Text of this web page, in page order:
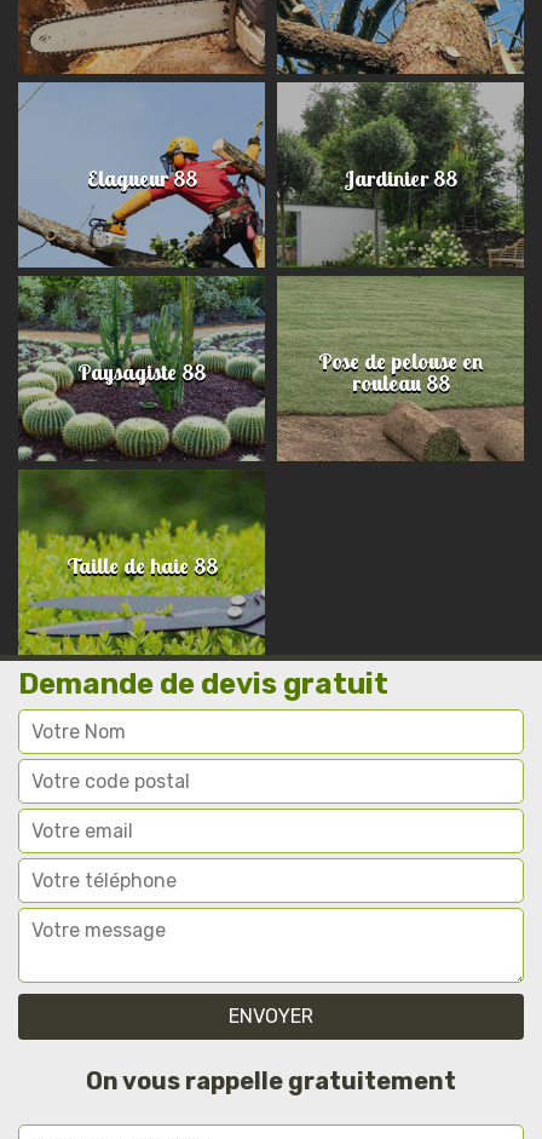
Elagueur 88 Jardinier 88
Paysagiste 88 Pose de pelouse en
rouleau 88
Taille de haie 88
Demande de devis gratuit
On vous rappelle gratuitement